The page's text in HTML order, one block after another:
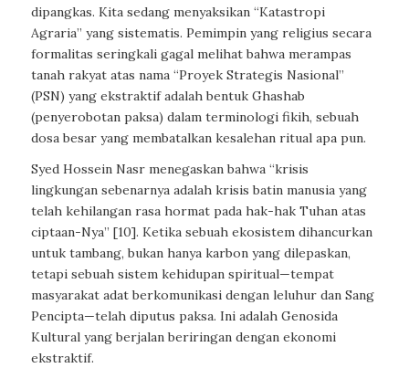
dipangkas. Kita sedang menyaksikan “Katastropi
Agraria” yang sistematis. Pemimpin yang religius secara
formalitas seringkali gagal melihat bahwa merampas
tanah rakyat atas nama “Proyek Strategis Nasional”
(PSN) yang ekstraktif adalah bentuk Ghashab
(penyerobotan paksa) dalam terminologi fikih, sebuah
dosa besar yang membatalkan kesalehan ritual apa pun.
Syed Hossein Nasr menegaskan bahwa “krisis
lingkungan sebenarnya adalah krisis batin manusia yang
telah kehilangan rasa hormat pada hak-hak Tuhan atas
ciptaan-Nya” [10]. Ketika sebuah ekosistem dihancurkan
untuk tambang, bukan hanya karbon yang dilepaskan,
tetapi sebuah sistem kehidupan spiritual—tempat
masyarakat adat berkomunikasi dengan leluhur dan Sang
Pencipta—telah diputus paksa. Ini adalah Genosida
Kultural yang berjalan beriringan dengan ekonomi
ekstraktif.